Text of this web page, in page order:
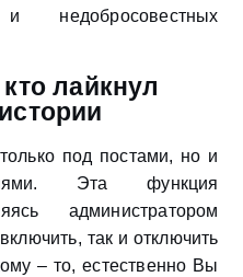
недобросовестных
лайкнул
под постами, но и
Эта функция
администратором
так и отключить
– то, естественно Вы